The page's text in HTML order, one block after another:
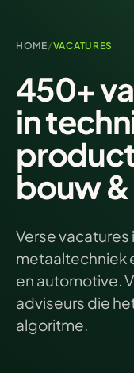
HOME/VACATURES
450+
in
bouw
Verse
metaaltechniek
en automotive.
adviseurs die
algoritme.